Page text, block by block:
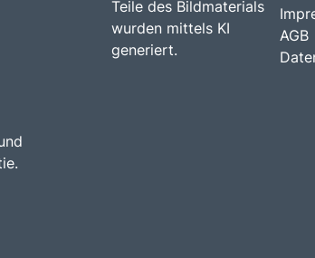
Teile des Bildmaterials
wurden mittels KI
generiert.
AGB